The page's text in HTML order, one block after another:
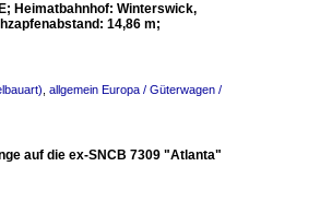
Heimatbahnhof: Winterswick,
14,86 m;
allgemein Europa / Güterwagen /
auf die ex-SNCB 7309 "Atlanta"